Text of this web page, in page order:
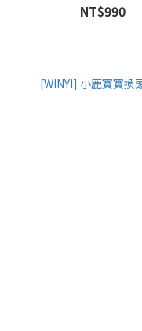
NT$990